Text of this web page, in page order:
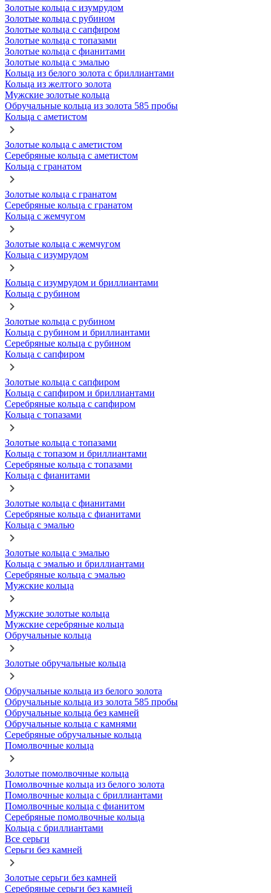
Золотые кольца с изумрудом
Золотые кольца с рубином
Золотые кольца с сапфиром
Золотые кольца с топазами
Золотые кольца с фианитами
Золотые кольца с эмалью
Кольца из белого золота с бриллиантами
Кольца из желтого золота
Мужские золотые кольца
Обручальные кольца из золота 585 пробы
Кольца с аметистом
Золотые кольца с аметистом
Серебряные кольца с аметистом
Кольца с гранатом
Золотые кольца с гранатом
Серебряные кольца с гранатом
Кольца с жемчугом
Золотые кольца с жемчугом
Кольца с изумрудом
Кольца с изумрудом и бриллиантами
Кольца с рубином
Золотые кольца с рубином
Кольца с рубином и бриллиантами
Серебряные кольца с рубином
Кольца с сапфиром
Золотые кольца с сапфиром
Кольца с сапфиром и бриллиантами
Серебряные кольца с сапфиром
Кольца с топазами
Золотые кольца с топазами
Кольца с топазом и бриллиантами
Серебряные кольца с топазами
Кольца с фианитами
Золотые кольца с фианитами
Серебряные кольца с фианитами
Кольца с эмалью
Золотые кольца с эмалью
Кольца с эмалью и бриллиантами
Серебряные кольца с эмалью
Мужские кольца
Мужские золотые кольца
Мужские серебряные кольца
Обручальные кольца
Золотые обручальные кольца
Обручальные кольца из белого золота
Обручальные кольца из золота 585 пробы
Обручальные кольца без камней
Обручальные кольца с камнями
Серебряные обручальные кольца
Помолвочные кольца
Золотые помолвочные кольца
Помолвочные кольца из белого золота
Помолвочные кольца с бриллиантами
Помолвочные кольца с фианитом
Серебряные помолвочные кольца
Кольца с бриллиантами
Все серьги
Серьги без камней
Золотые серьги без камней
Серебряные серьги без камней